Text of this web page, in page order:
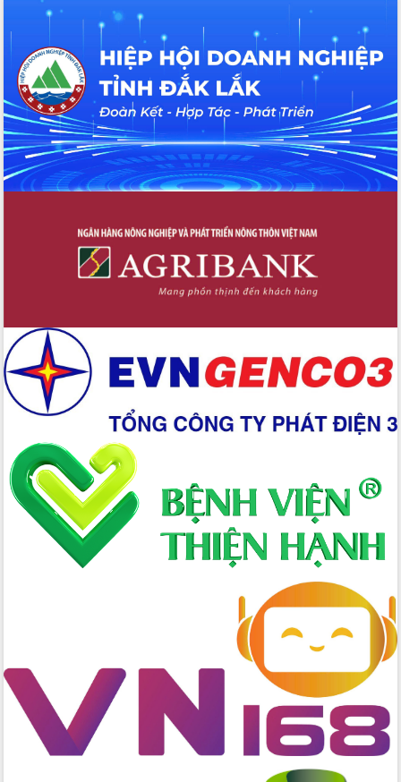
hai con số trong năm 2026
Tổ chức trang trọng Lễ hội Đền thờ
Lương Văn Chánh năm 2026
Phó Bí thư Tỉnh ủy Đắk Lắk Đỗ Hữu
Huy giữ chức Bí thư Đảng ủy Ủy Ban
Nhân dân tỉnh
Bệnh án điện tử thúc đẩy chuyển đổi
số y tế tại Đắk Lắk
Chuyển đổi số thư viện: Mở rộng
không gian tri thức trong thời đại số
chức diễn tập trước ngày bầu cử
Chương trình “Gặp gỡ hữu nghị –
Friendship Meeting New Year 2026”
Bầu cử Quốc hội và HĐND: Cử tri Đắk
phiếu
Đắk Lắk sẵn sàng các điều kiện cho
Ngày hội bầu cử đại biểu Quốc hội
khóa XVI và HĐND các cấp nhiệm kỳ
2026-2031
Đảm bảo cuộc bầu cử đại biểu Quốc
hội và đại biểu HĐND các cấp diễn ra
an toàn, hiệu quả, đúng quy định
Thủ tướng Chính phủ Phạm Minh Chính
kiểm tra, chỉ đạo hoàn thành các dự
án cao tốc và thăm khu tái định cư tại
Đắk Lắk
Sôi nổi Hội đua ngựa truyền thống Gò
UBND tỉnh Đắk Lắk triển khai công tác
quốc phòng, quân sự địa phương năm
2026
Đắk Lắk tập trung toàn lực khắc phục
tồn tại IUU, sẵn sàng làm việc với